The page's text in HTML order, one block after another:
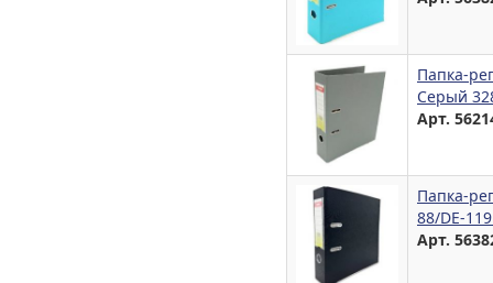
Папка-
Серый
Арт.
Папка-
88/DE-
Арт.